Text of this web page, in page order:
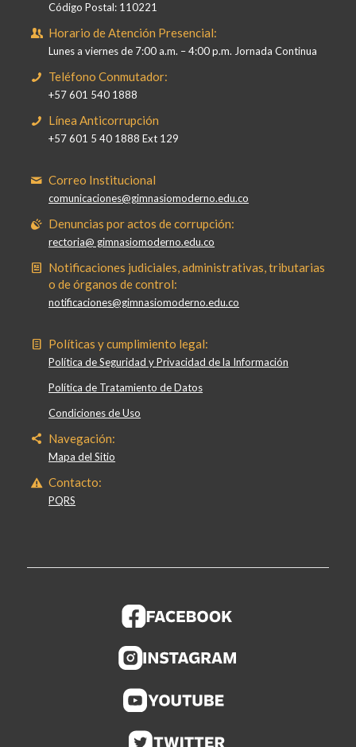
Código Postal: 110221
Horario de Atención Presencial:
Lunes a viernes de 7:00 a.m. – 4:00 p.m. Jornada Continua
Teléfono Conmutador:
+57 601 540 1888
Línea Anticorrupción
+57 601 5 40 1888 Ext 129
Correo Institucional
comunicaciones@gimnasiomoderno.edu.co
Denuncias por actos de corrupción:
rectoria@ gimnasiomoderno.edu.co
Notificaciones judiciales, administrativas, tributarias
o de órganos de control:
notificaciones@gimnasiomoderno.edu.co
Políticas y cumplimiento legal:
Política de Seguridad y Privacidad de la Información
Política de Tratamiento de Datos
Condiciones de Uso
Navegación:
Mapa del Sitio
Contacto:
PQRS